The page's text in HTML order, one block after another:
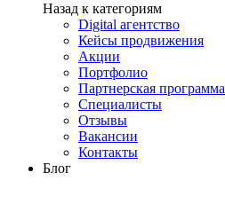
Назад к категориям
Digital агентство
Кейсы продвижения
Акции
Портфолио
Партнерская программа
Специалисты
Отзывы
Вакансии
Контакты
Блог